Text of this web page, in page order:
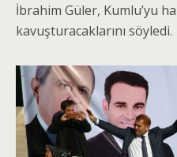
İbrahim Güler, Kumlu’yu
kavuşturacaklarını söyledi.